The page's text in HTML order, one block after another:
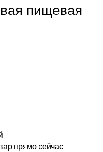
пищевая
прямо сейчас!